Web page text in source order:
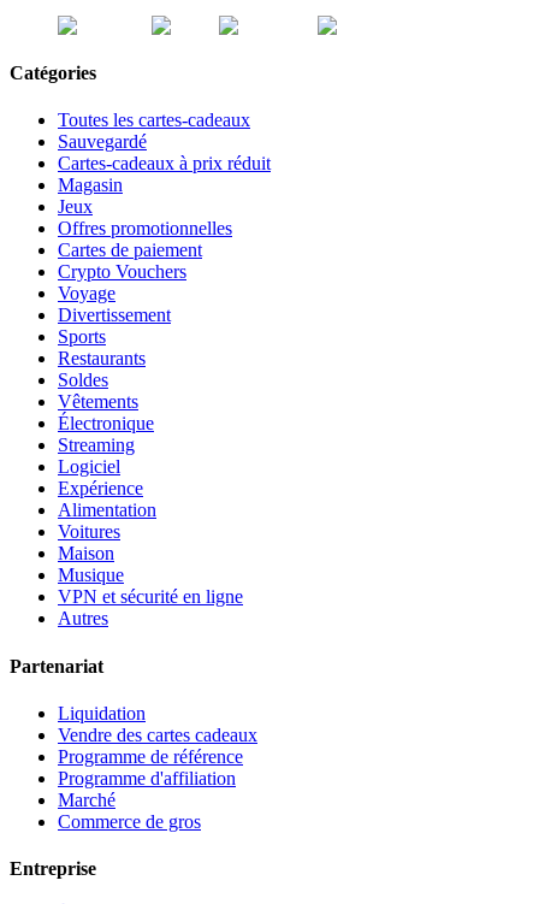
Catégories
Toutes les cartes-cadeaux
Sauvegardé
Cartes-cadeaux à prix réduit
Magasin
Jeux
Offres promotionnelles
Cartes de paiement
Crypto Vouchers
Voyage
Divertissement
Sports
Restaurants
Soldes
Vêtements
Électronique
Streaming
Logiciel
Expérience
Alimentation
Voitures
Maison
Musique
VPN et sécurité en ligne
Autres
Partenariat
Liquidation
Vendre des cartes cadeaux
Programme de référence
Programme d'affiliation
Marché
Commerce de gros
Entreprise